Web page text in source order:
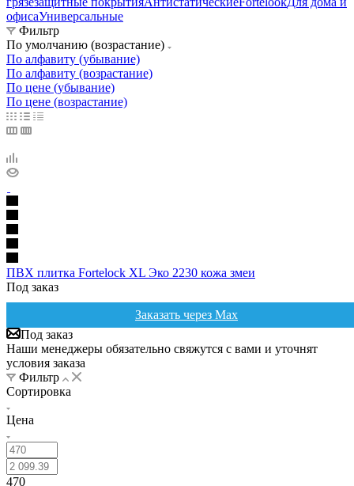
офисаУниверсальные
Фильтр
По умолчанию (возрастание)
По алфавиту (убывание)
По алфавиту (возрастание)
По цене (убывание)
По цене (возрастание)
ПВХ плитка Fortelock XL Эко 2230 кожа змеи
Под заказ
Заказать через Max
Под заказ
Наши менеджеры обязательно свяжутся с вами и уточнят
условия заказа
Фильтр
Сортировка
Цена
470